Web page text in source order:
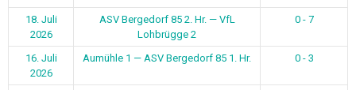
18. Juli
2026
ASV Bergedorf 85 2. Hr. — VfL
Lohbrügge 2
0 - 7
16. Juli
2026
Aumühle 1 — ASV Bergedorf 85 1. Hr. 0 - 3